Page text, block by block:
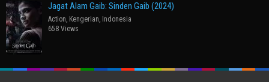
Jagat Alam Gaib: Sinden Gaib (2024)
Action, Kengerian, Indonesia
658 Views